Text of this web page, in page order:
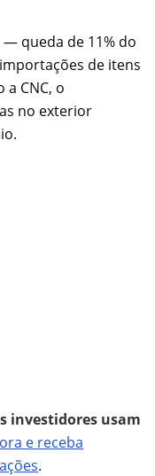
queda de 11% do
de itens
CNC, o
no exterior
investidores usam
e receba
.